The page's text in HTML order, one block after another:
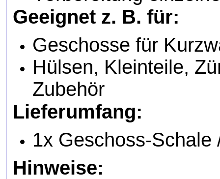
Geeignet z. B. für:
Geschosse für
Hülsen, Kleinteile,
Zubehör
Lieferumfang:
1x Geschoss-Schale
Hinweise: